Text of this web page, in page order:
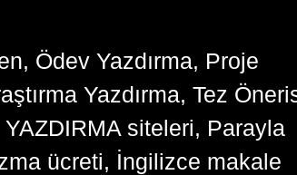
Ödev Yazdırma, Proje
Yazdırma, Tez
siteleri, Parayla
ücreti, İngilizce makale